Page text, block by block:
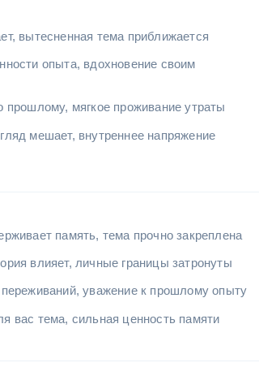
вытесненная тема приближается
опыта, вдохновение своим
прошлому, мягкое проживание утраты
мешает, внутреннее напряжение
память, тема прочно закреплена
влияет, личные границы затронуты
уважение к прошлому опыту
вас тема, сильная ценность памяти